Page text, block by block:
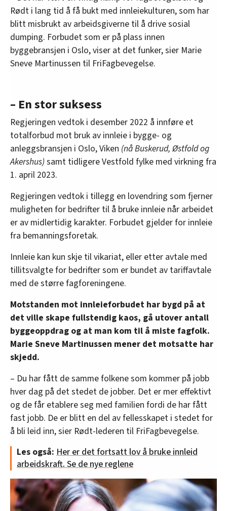
Rødt i lang tid å få bukt med innleiekulturen, som har
blitt misbrukt av arbeidsgiverne til å drive sosial
dumping. Forbudet som er på plass innen
byggebransjen i Oslo, viser at det funker, sier Marie
Sneve Martinussen til FriFagbevegelse.
– En stor suksess
Regjeringen vedtok i desember 2022 å innføre et
totalforbud mot bruk av innleie i bygge- og
anleggsbransjen i Oslo, Viken (nå Buskerud, Østfold og
Akershus) samt tidligere Vestfold fylke med virkning fra
1. april 2023.
Regjeringen vedtok i tillegg en lovendring som fjerner
muligheten for bedrifter til å bruke innleie når arbeidet
er av midlertidig karakter. Forbudet gjelder for innleie
fra bemanningsforetak.
Innleie kan kun skje til vikariat, eller etter avtale med
tillitsvalgte for bedrifter som er bundet av tariffavtale
med de større fagforeningene.
Motstanden mot innleieforbudet har bygd på at
det ville skape fullstendig kaos, gå utover antall
byggeoppdrag og at man kom til å miste fagfolk.
Marie Sneve Martinussen mener det motsatte har
skjedd.
– Du har fått de samme folkene som kommer på jobb
hver dag på det stedet de jobber. Det er mer effektivt
og de får etablere seg med familien fordi de har fått
fast jobb. De er blitt en del av fellesskapet i stedet for
å bli leid inn, sier Rødt-lederen til FriFagbevegelse.
Les også: Her er det fortsatt lov å bruke innleid
arbeidskraft. Se de nye reglene